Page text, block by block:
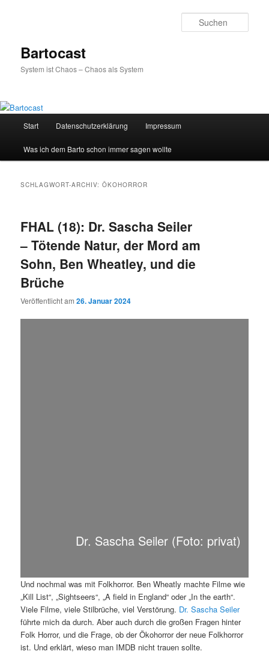
Bartocast
System ist Chaos – Chaos als System
Start Datenschutzerklärung Impressum
Was ich dem Barto schon immer sagen wollte
SCHLAGWORT-ARCHIV:ÖKOHORROR
FHAL (18): Dr. Sascha Seiler
– Tötende Natur, der Mord am
Sohn, Ben Wheatley, und die
Brüche
Veröffentlicht am26. Januar 2024
Dr. Sascha Seiler (Foto: privat)
Und nochmal was mit Folkhorror. Ben Wheatly machte Filme wie
„Kill List“, „Sightseers“, „A field in England“ oder „In the earth“.
Viele Filme, viele Stilbrüche, viel Verstörung. Dr. Sascha Seiler
führte mich da durch. Aber auch durch die großen Fragen hinter
Folk Horror, und die Frage, ob der Ökohorror der neue Folkhorror
ist. Und erklärt, wieso man IMDB nicht trauen sollte.